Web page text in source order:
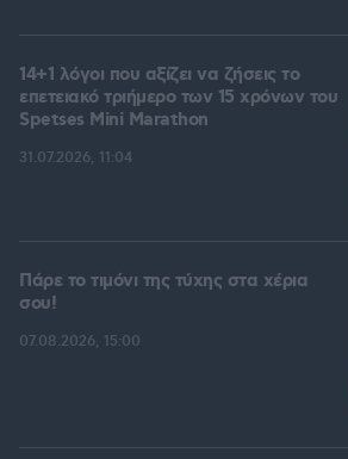
14+1 λόγοι που αξίζει να ζήσεις το
επετειακό τριήμερο των 15 χρόνων του
Spetses Mini Marathon
31.07.2026, 11:04
Πάρε το τιμόνι της τύχης στα χέρια
σου!
07.08.2026, 15:00